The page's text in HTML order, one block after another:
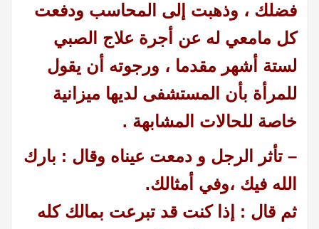
فضلك ، وذهبت إلى المحاسب ودفعت
كل مامعي له عن أجرة علاج الصبي
لستة أشهر مقدما ، ورجوته أن يقول
للمرأة بأن المستشفى لديها ميزانية
خاصة للحالات المشابهة .
– تأثر الرجل و دمعت عيناه وقال : بارك
الله فيك ،وفي أمثالك.
ثم قال : إذا كنت قد تبرعت بمالك كله